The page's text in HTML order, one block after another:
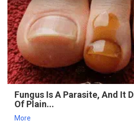
Fungus Is A Parasite, And It
Of Plain...
More